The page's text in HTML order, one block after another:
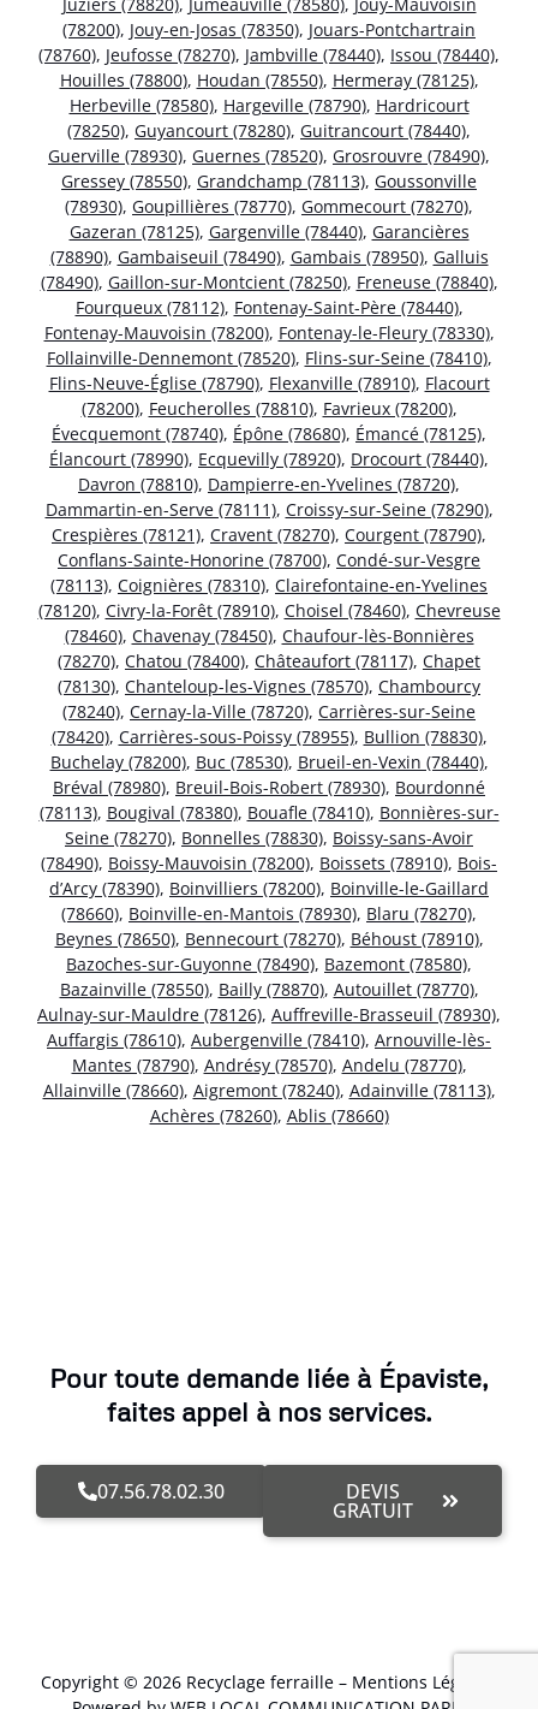
(78200), Jouy-en-Josas (78350), Jouars-Pontchartrain
(78760), Jeufosse (78270), Jambville (78440), Issou (78440),
Houilles (78800), Houdan (78550), Hermeray (78125),
Herbeville (78580), Hargeville (78790), Hardricourt
(78250), Guyancourt (78280), Guitrancourt (78440),
Guerville (78930), Guernes (78520), Grosrouvre (78490),
Gressey (78550), Grandchamp (78113), Goussonville
(78930), Goupillières (78770), Gommecourt (78270),
Gazeran (78125), Gargenville (78440), Garancières
(78890), Gambaiseuil (78490), Gambais (78950), Galluis
(78490), Gaillon-sur-Montcient (78250), Freneuse (78840),
Fourqueux (78112), Fontenay-Saint-Père (78440),
Fontenay-Mauvoisin (78200), Fontenay-le-Fleury (78330),
Follainville-Dennemont (78520), Flins-sur-Seine (78410),
Flins-Neuve-Église (78790), Flexanville (78910), Flacourt
(78200), Feucherolles (78810), Favrieux (78200),
Évecquemont (78740), Épône (78680), Émancé (78125),
Élancourt (78990), Ecquevilly (78920), Drocourt (78440),
Davron (78810), Dampierre-en-Yvelines (78720),
Dammartin-en-Serve (78111), Croissy-sur-Seine (78290),
Crespières (78121), Cravent (78270), Courgent (78790),
Conflans-Sainte-Honorine (78700), Condé-sur-Vesgre
(78113), Coignières (78310), Clairefontaine-en-Yvelines
(78120), Civry-la-Forêt (78910), Choisel (78460), Chevreuse
(78460), Chavenay (78450), Chaufour-lès-Bonnières
(78270), Chatou (78400), Châteaufort (78117), Chapet
(78130), Chanteloup-les-Vignes (78570), Chambourcy
(78240), Cernay-la-Ville (78720), Carrières-sur-Seine
(78420), Carrières-sous-Poissy (78955), Bullion (78830),
Buchelay (78200), Buc (78530), Brueil-en-Vexin (78440),
Bréval (78980), Breuil-Bois-Robert (78930), Bourdonné
(78113), Bougival (78380), Bouafle (78410), Bonnières-sur-
Seine (78270), Bonnelles (78830), Boissy-sans-Avoir
(78490), Boissy-Mauvoisin (78200), Boissets (78910), Bois-
d’Arcy (78390), Boinvilliers (78200), Boinville-le-Gaillard
(78660), Boinville-en-Mantois (78930), Blaru (78270),
Beynes (78650), Bennecourt (78270), Béhoust (78910),
Bazoches-sur-Guyonne (78490), Bazemont (78580),
Bazainville (78550), Bailly (78870), Autouillet (78770),
Aulnay-sur-Mauldre (78126), Auffreville-Brasseuil (78930),
Auffargis (78610), Aubergenville (78410), Arnouville-lès-
Mantes (78790), Andrésy (78570), Andelu (78770),
Allainville (78660), Aigremont (78240), Adainville (78113),
Achères (78260), Ablis (78660)
Pour toute demande liée à Épaviste,
faites appel à nos services.
07.56.78.02.30 DEVIS
GRATUIT
Copyright © 2026 Recyclage ferraille – Mentions Légales